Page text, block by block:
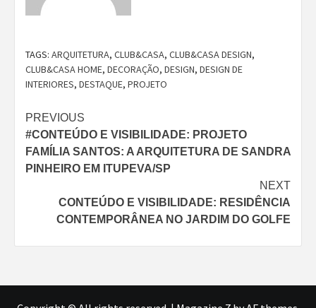
TAGS: ARQUITETURA, CLUB&CASA, CLUB&CASA DESIGN,
CLUB&CASA HOME, DECORAÇÃO, DESIGN, DESIGN DE
INTERIORES, DESTAQUE, PROJETO
Continue
Reading
PREVIOUS
#CONTEÚDO E VISIBILIDADE: PROJETO
FAMÍLIA SANTOS: A ARQUITETURA DE SANDRA
PINHEIRO EM ITUPEVA/SP
NEXT
CONTEÚDO E VISIBILIDADE: RESIDÊNCIA
CONTEMPORÂNEA NO JARDIM DO GOLFE